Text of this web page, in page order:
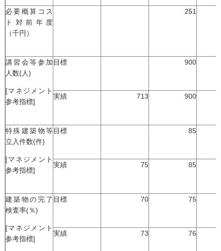
必要概算コス
ト対前年度
（千円）
251
講習会等参加
人数(人)
[マネジメント
参考指標]
目標 900
実績 713 900
特殊建築物等
立入件数(件)
[マネジメント
参考指標]
目標 85
実績 75 85
建築物の完了
検査率(％)
[マネジメント
参考指標]
目標 70 75
実績 73 76